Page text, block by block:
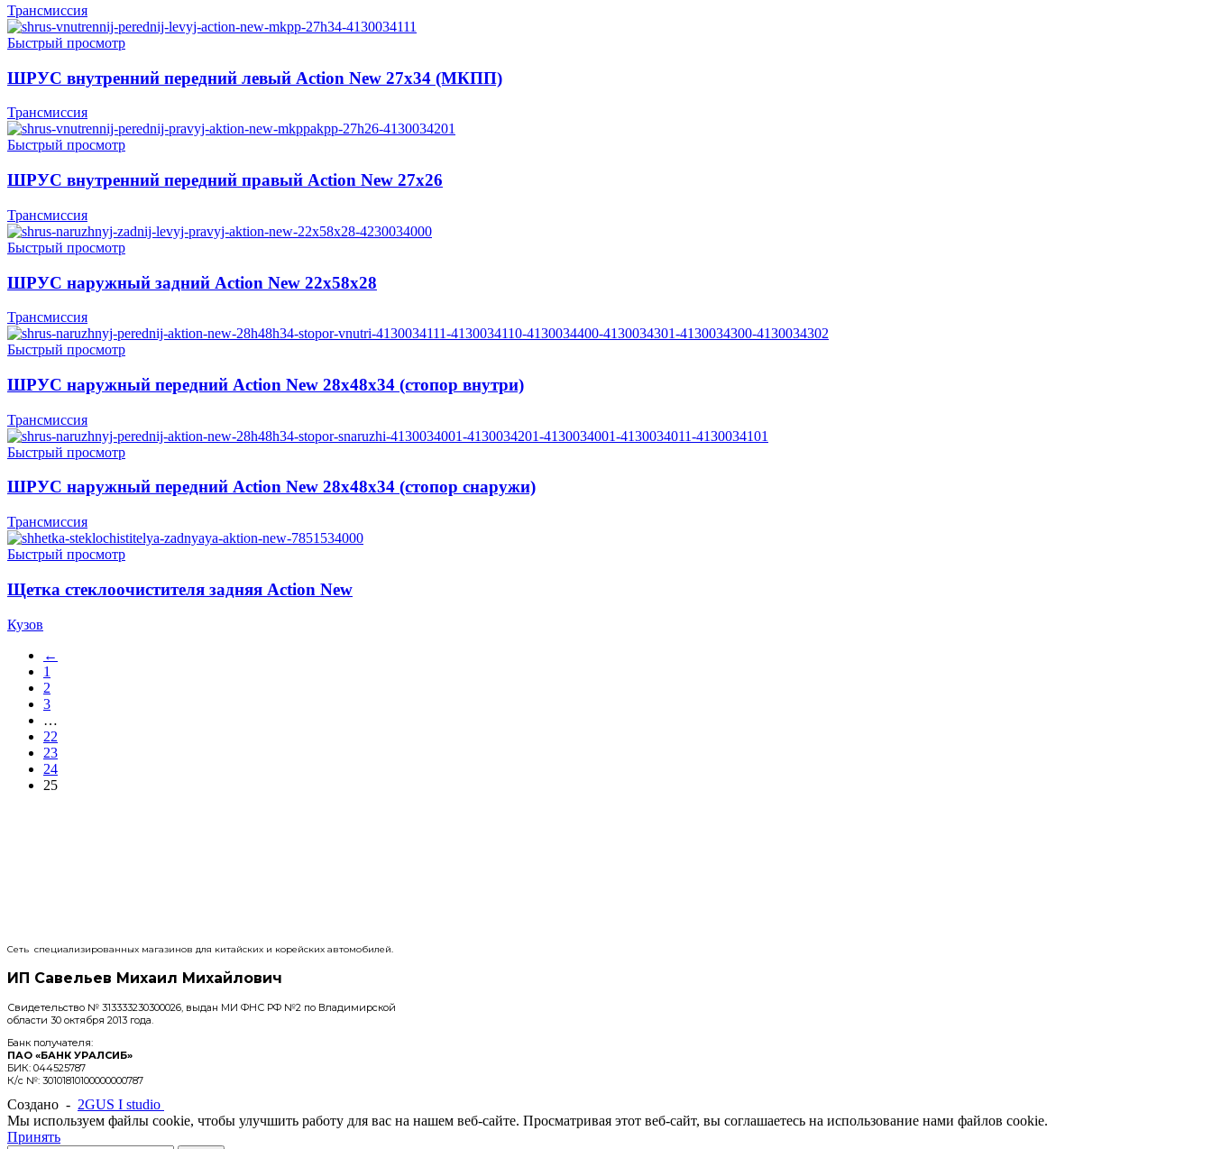
Трансмиссия
Быстрый просмотр
ШРУС внутренний передний левый Action New 27х34 (МКПП)
Трансмиссия
Быстрый просмотр
ШРУС внутренний передний правый Action New 27х26
Трансмиссия
Быстрый просмотр
ШРУС наружный задний Action New 22x58x28
Трансмиссия
Быстрый просмотр
ШРУС наружный передний Action New 28х48х34 (стопор внутри)
Трансмиссия
Быстрый просмотр
ШРУС наружный передний Action New 28х48х34 (стопор снаружи)
Трансмиссия
Быстрый просмотр
Щетка стеклоочистителя задняя Action New
Кузов
←
1
2
3
…
22
23
24
25
Сеть специализированных магазинов для китайских и корейских автомобилей.
ИП Савельев Михаил Михайлович
Свидетельство № 313333230300026, выдан МИ ФНС РФ №2 по Владимирской
области 30 октября 2013 года.
Банк получателя:
ПАО «БАНК УРАЛСИБ»
БИК: 044525787
К/с №: 30101810100000000787
Создано - 2GUS I studio
Мы используем файлы cookie, чтобы улучшить работу для вас на нашем веб-сайте. Просматривая этот веб-сайт, вы соглашаетесь на использование нами файлов cookie.
Принять